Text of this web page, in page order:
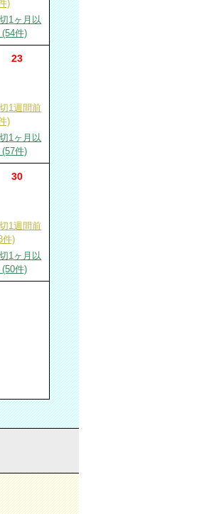
)
1ヶ月以
(54件)
23
1週間前
)
1ヶ月以
(57件)
30
1週間前
件)
1ヶ月以
(50件)